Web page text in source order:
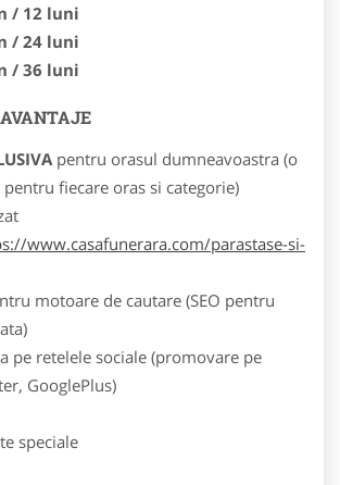
/ 12 luni
/ 24 luni
/ 36 luni
pentru orasul dumneavoastra (o
fiecare oras si categorie)
www.casafunerara.com/parastase-si-
motoare de cautare (SEO pentru
pe retelele sociale (promovare pe
GooglePlus)
speciale